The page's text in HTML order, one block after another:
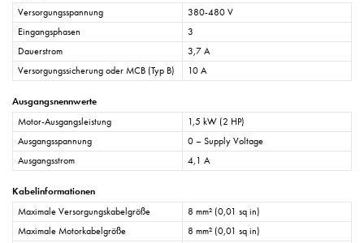
Versorgungsspannung
380-480 V
Eingangsphasen
3
Dauerstrom
3,7 A
Versorgungssicherung oder MCB (Typ B)
10 A
Ausgangsnennwerte
Motor-Ausgangsleistung
1,5 kW (2 HP)
Ausgangsspannung
0 – Supply Voltage
Ausgangsstrom
4,1 A
Kabelinformationen
Maximale Versorgungskabelgröße
8 mm² (0,01 sq in)
Maximale Motorkabelgröße
8 mm² (0,01 sq in)